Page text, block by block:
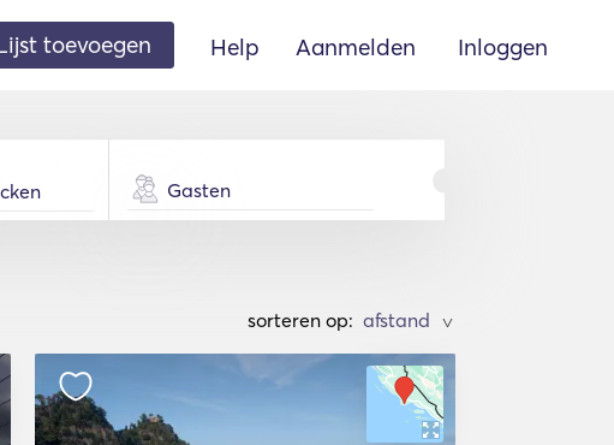
toevoegen Help Aanmelden Inloggen
Gasten
sorteren op: >